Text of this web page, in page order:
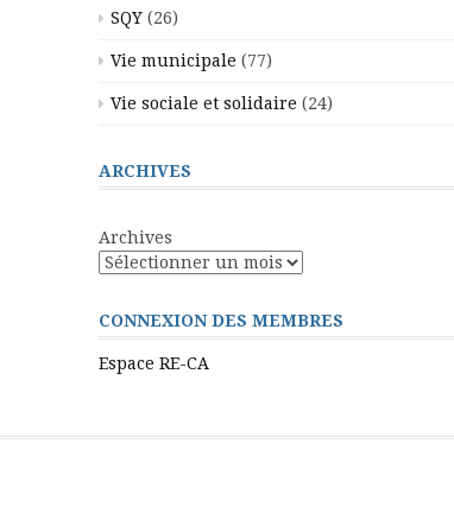
SQY (26)
Vie municipale (77)
Vie sociale et solidaire (24)
ARCHIVES
Archives
CONNEXION DES MEMBRES
Espace RE-CA